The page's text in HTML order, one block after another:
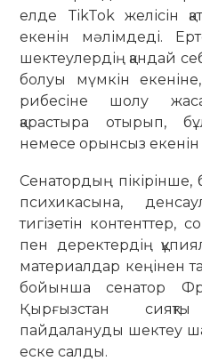
елде TikTok желісін
екенін мәлімдеді.
шектеулердің қандай
болуы мүмкін
рибесіне шолу
қарастыра отырып,
немесе орынсыз екенін
Сенатордың
психикасына,
тигізетін контенттер,
пен дерек­тердің
материалдар кеңінен
бойынша сенатор
Қырғызстан
пайдалануды шек­теу
еске салды.